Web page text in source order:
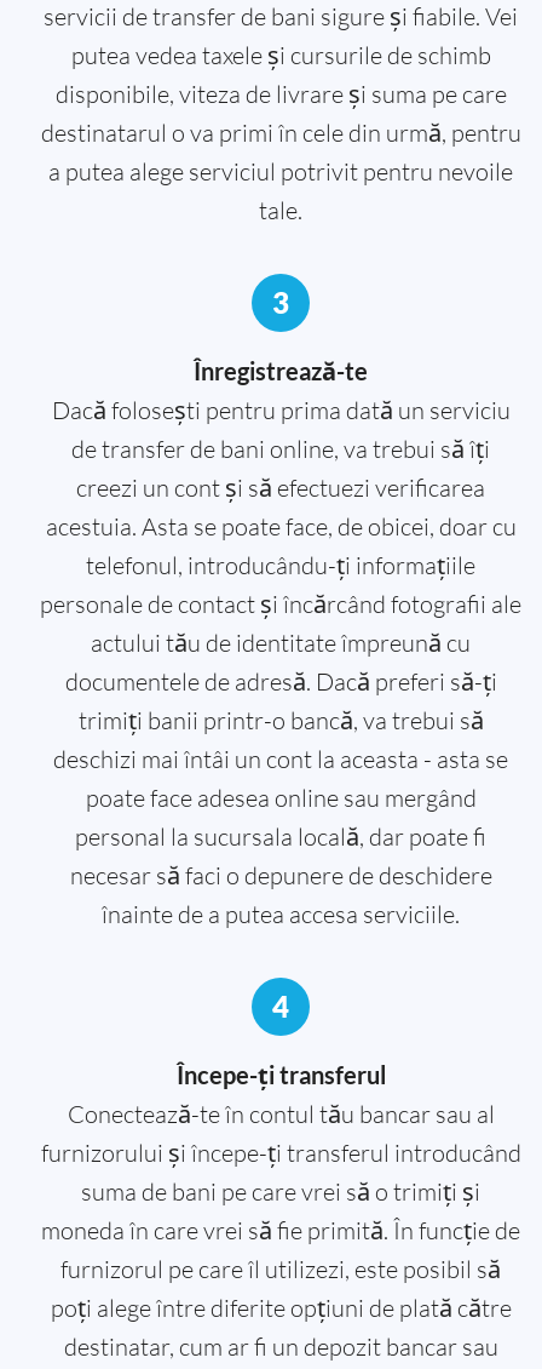
servicii de transfer de bani sigure și fiabile. Vei
putea vedea taxele și cursurile de schimb
disponibile, viteza de livrare și suma pe care
destinatarul o va primi în cele din urmă, pentru
a putea alege serviciul potrivit pentru nevoile
tale.
3
Înregistrează-te
Dacă folosești pentru prima dată un serviciu
de transfer de bani online, va trebui să îți
creezi un cont și să efectuezi verificarea
acestuia. Asta se poate face, de obicei, doar cu
telefonul, introducându-ți informațiile
personale de contact și încărcând fotografii ale
actului tău de identitate împreună cu
documentele de adresă. Dacă preferi să-ți
trimiți banii printr-o bancă, va trebui să
deschizi mai întâi un cont la aceasta - asta se
poate face adesea online sau mergând
personal la sucursala locală, dar poate fi
necesar să faci o depunere de deschidere
înainte de a putea accesa serviciile.
4
Începe-ți transferul
Conectează-te în contul tău bancar sau al
furnizorului și începe-ți transferul introducând
suma de bani pe care vrei să o trimiți și
moneda în care vrei să fie primită. În funcție de
furnizorul pe care îl utilizezi, este posibil să
poți alege între diferite opțiuni de plată către
destinatar, cum ar fi un depozit bancar sau